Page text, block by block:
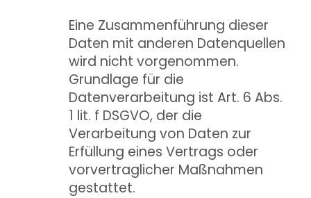
Eine Zusammenführung dieser
Daten mit anderen Datenquellen
wird nicht vorgenommen.
Grundlage für die
Datenverarbeitung ist Art. 6 Abs.
1 lit. f DSGVO, der die
Verarbeitung von Daten zur
Erfüllung eines Vertrags oder
vorvertraglicher Maßnahmen
gestattet.